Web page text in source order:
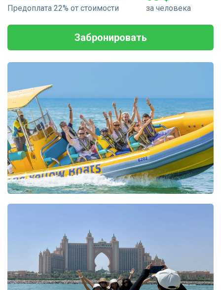
Предоплата 22% от стоимости
за человека
Забронировать